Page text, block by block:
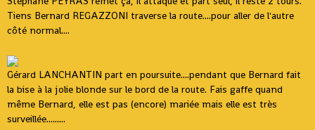
Tiens Bernard REGAZZONI traverse la route....pour aller de l'autre
côté normal....
Gérard LANCHANTIN part en poursuite....pendant que Bernard fait
la bise à la jolie blonde sur le bord de la route. Fais gaffe quand
même Bernard, elle est pas (encore) mariée mais elle est très
surveillée.........